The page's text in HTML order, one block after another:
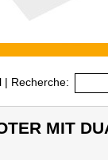
| Recherche:
MIT